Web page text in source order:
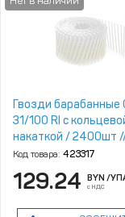
Гвозди барабанные
31/100 RI с
накаткой / 2400шт
For‑Est
Код товара: 423317
129.24 BYN /
с НДС